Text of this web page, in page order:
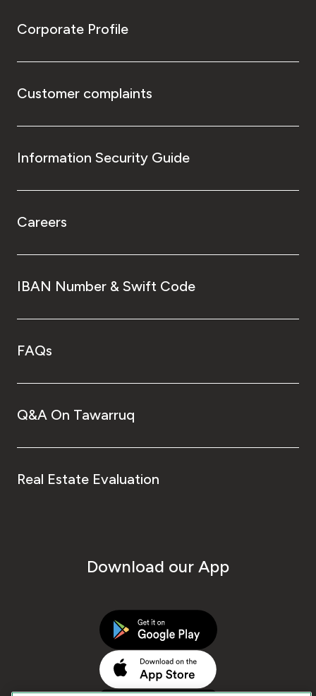
Corporate Profile
Customer complaints
Information Security Guide
Careers
IBAN Number & Swift Code
FAQs
Q&A On Tawarruq
Real Estate Evaluation
Download our App